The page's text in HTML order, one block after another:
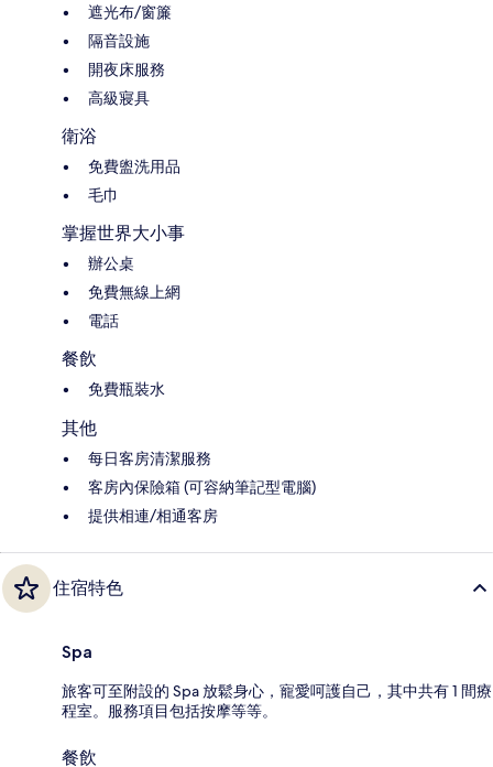
遮光布/窗簾
隔音設施
開夜床服務
高級寢具
衛浴
免費盥洗用品
毛巾
掌握世界大小事
辦公桌
免費無線上網
電話
餐飲
免費瓶裝水
其他
每日客房清潔服務
客房內保險箱 (可容納筆記型電腦)
提供相連/相通客房
住宿特色
Spa
旅客可至附設的 Spa 放鬆身心，寵愛呵護自己，其中共有 1 間療
程室。服務項目包括按摩等等。
餐飲